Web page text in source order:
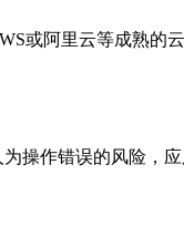
或阿里云等成熟的
操作错误的风险，